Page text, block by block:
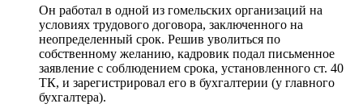
Он работал в одной из гомельских организаций на
условиях трудового договора, заключенного на
неопределенный срок. Решив уволиться по
собственному желанию, кадровик подал письменное
заявление с соблюдением срока, установленного ст. 40
ТК, и зарегистрировал его в бухгалтерии (у главного
бухгалтера).